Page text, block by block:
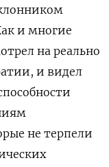
и многие
на реально
и видел
не терпели